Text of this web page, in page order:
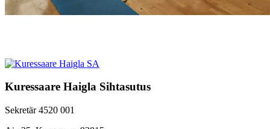
Kuressaare Haigla Sihtasutus
Sekretär 4520 001